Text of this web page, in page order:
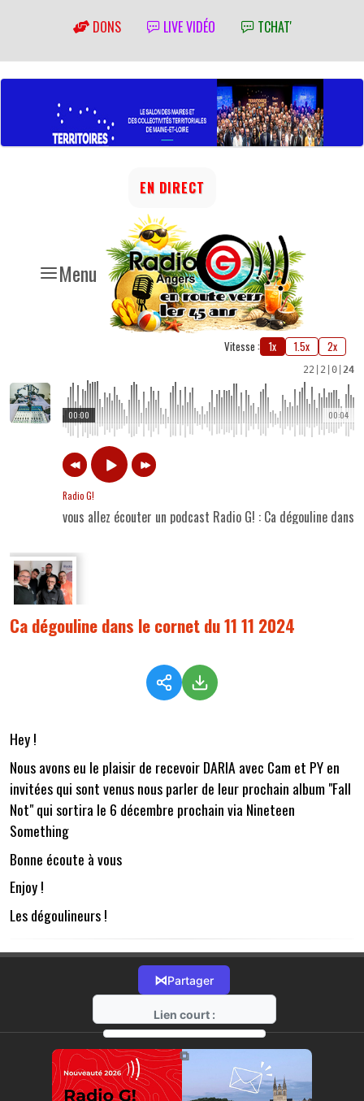
DONS LIVE VIDÉO TCHAT'
Menu
EN DIRECT
Vitesse : 1x 1.5x 2x
22 2 0 24
00:04
00:00
Radio G!
vous allez écouter un podcast Radio G! : Ca dégouline dans
Ca dégouline dans le cornet du 11 11 2024
Hey !
Nous avons eu le plaisir de recevoir DARIA avec Cam et PY en
invitées qui sont venus nous parler de leur prochain album "Fall
Not" qui sortira le 6 décembre prochain via Nineteen
Something
Bonne écoute à vous
Enjoy !
Les dégoulineurs !
⋈Partager
Lien court :
https://radio-g.fr?15774
⧉